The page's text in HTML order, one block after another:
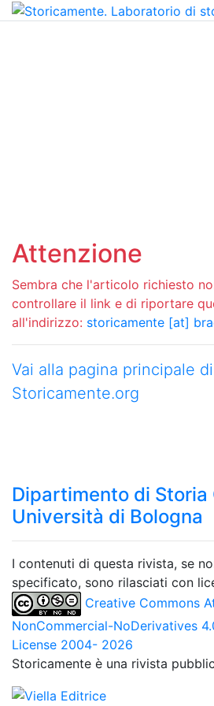
Attenzione
Sembra che l'articolo richiesto
controllare il link e di riportare
all'indirizzo: storicamente [at]
Vai alla pagina principale di
Storicamente.org
Dipartimento di
Università di Bologna
I contenuti di questa rivista, se
specificato, sono rilasciati con
Creative Commons
NonCommercial-NoDerivatives
License 2004- 2026
Storicamente è una rivista